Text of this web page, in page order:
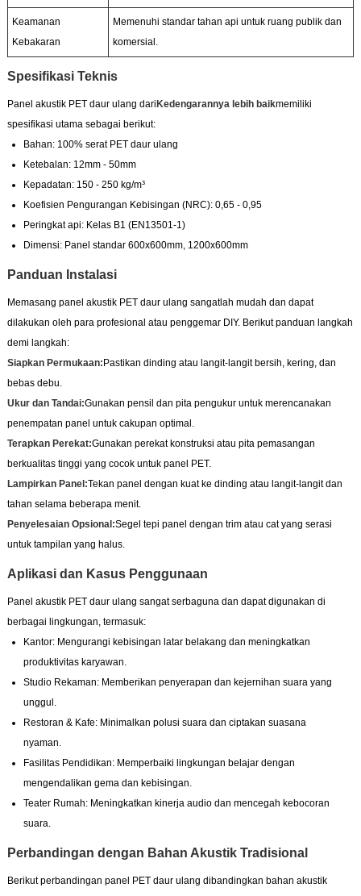
Keamanan
Kebakaran
Memenuhi standar tahan api untuk ruang publik dan
komersial.
Spesifikasi Teknis
Panel akustik PET daur ulang dariKedengarannya lebih baikmemiliki
spesifikasi utama sebagai berikut:
Bahan: 100% serat PET daur ulang
Ketebalan: 12mm - 50mm
Kepadatan: 150 - 250 kg/m³
Koefisien Pengurangan Kebisingan (NRC): 0,65 - 0,95
Peringkat api: Kelas B1 (EN13501-1)
Dimensi: Panel standar 600x600mm, 1200x600mm
Panduan Instalasi
Memasang panel akustik PET daur ulang sangatlah mudah dan dapat
dilakukan oleh para profesional atau penggemar DIY. Berikut panduan langkah
demi langkah:
Siapkan Permukaan:Pastikan dinding atau langit-langit bersih, kering, dan
bebas debu.
Ukur dan Tandai:Gunakan pensil dan pita pengukur untuk merencanakan
penempatan panel untuk cakupan optimal.
Terapkan Perekat:Gunakan perekat konstruksi atau pita pemasangan
berkualitas tinggi yang cocok untuk panel PET.
Lampirkan Panel:Tekan panel dengan kuat ke dinding atau langit-langit dan
tahan selama beberapa menit.
Penyelesaian Opsional:Segel tepi panel dengan trim atau cat yang serasi
untuk tampilan yang halus.
Aplikasi dan Kasus Penggunaan
Panel akustik PET daur ulang sangat serbaguna dan dapat digunakan di
berbagai lingkungan, termasuk:
Kantor: Mengurangi kebisingan latar belakang dan meningkatkan
produktivitas karyawan.
Studio Rekaman: Memberikan penyerapan dan kejernihan suara yang
unggul.
Restoran & Kafe: Minimalkan polusi suara dan ciptakan suasana
nyaman.
Fasilitas Pendidikan: Memperbaiki lingkungan belajar dengan
mengendalikan gema dan kebisingan.
Teater Rumah: Meningkatkan kinerja audio dan mencegah kebocoran
suara.
Perbandingan dengan Bahan Akustik Tradisional
Berikut perbandingan panel PET daur ulang dibandingkan bahan akustik